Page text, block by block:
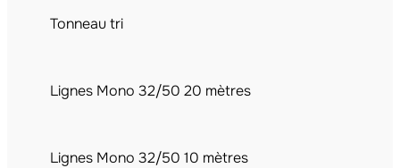
Tonneau tri
Lignes Mono 32/50 20 mètres
Lignes Mono 32/50 10 mètres